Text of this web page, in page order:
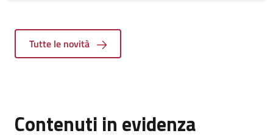
Tutte le novità
Contenuti in evidenza